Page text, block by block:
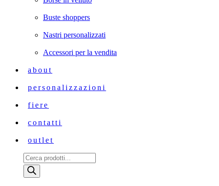
Buste shoppers
Nastri personalizzati
Accessori per la vendita
about
personalizzazioni
fiere
contatti
outlet
Ricerca
prodotti